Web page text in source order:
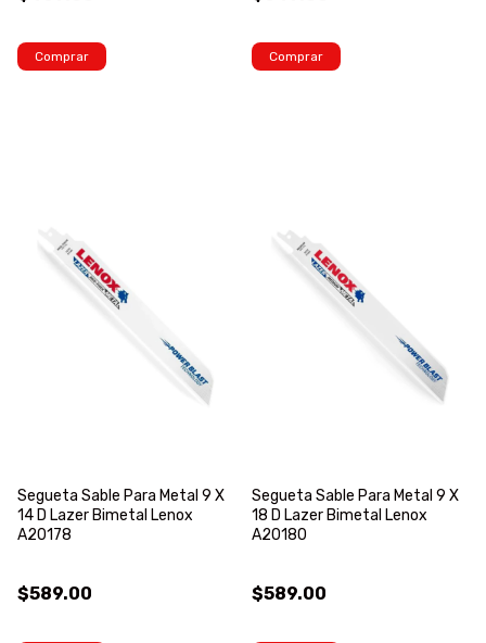
Comprar Comprar
Segueta Sable Para Metal 9 X
14 D Lazer Bimetal Lenox
A20178
$589.00
Segueta Sable Para Metal 9 X
18 D Lazer Bimetal Lenox
A20180
$589.00